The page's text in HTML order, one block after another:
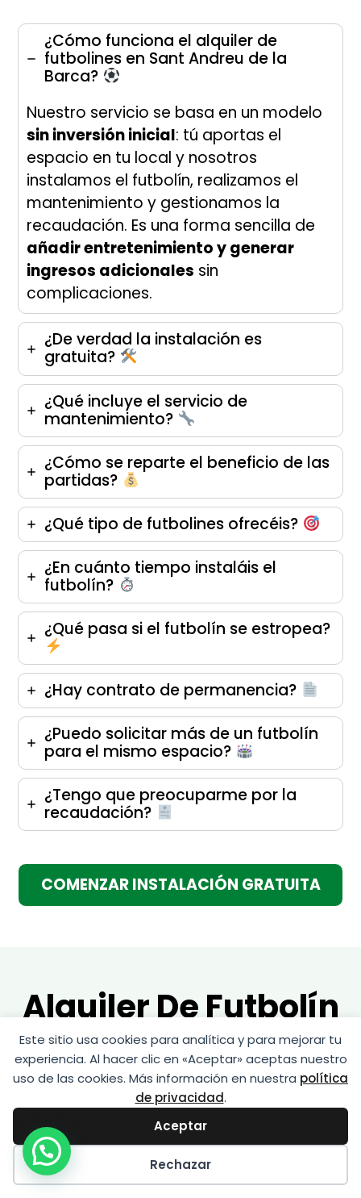
Este sitio usa cookies para analítica y para mejorar tu
experiencia. Al hacer clic en «Aceptar» aceptas nuestro
uso de las cookies. Más información en nuestra política
de privacidad.
Aceptar
Rechazar
¿Cómo funciona el alquiler de
futbolines en Sant Andreu de la
Barca?
Nuestro servicio se basa en un modelo
sin inversión inicial: tú aportas el
espacio en tu local y nosotros
instalamos el futbolín, realizamos el
mantenimiento y gestionamos la
recaudación. Es una forma sencilla de
añadir entretenimiento y generar
ingresos adicionales sin
complicaciones.
¿De verdad la instalación es
gratuita?
¿Qué incluye el servicio de
mantenimiento?
¿Cómo se reparte el beneficio de las
partidas?
¿Qué tipo de futbolines ofrecéis?
¿En cuánto tiempo instaláis el
futbolín?
¿Qué pasa si el futbolín se estropea?
¿Hay contrato de permanencia?
¿Puedo solicitar más de un futbolín
para el mismo espacio?
¿Tengo que preocuparme por la
recaudación?
COMENZAR INSTALACIÓN GRATUITA
Alquiler De Futbolín
En Sant Andreu De
La Barca Y Toda
Barcelona
EnMundo Recreativoste ofrecemos un
servicio de alquiler de futbolines en Sant